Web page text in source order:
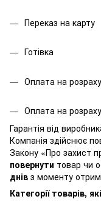
Переказ на карту
Готівка
Оплата на
Оплата на
Гарантія від
Компанія здійснює
Закону «Про захист
повернути товар чи
днів з моменту
Категорії товарів,